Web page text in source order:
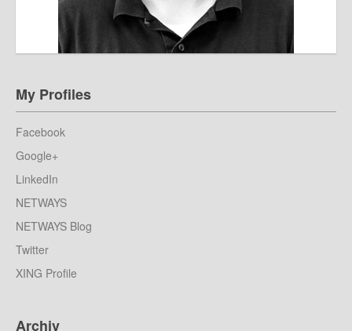
My Profiles
Facebook
Google+
LinkedIn
NETWAYS
NETWAYS Blog
Twitter
XING Profile
Archiv